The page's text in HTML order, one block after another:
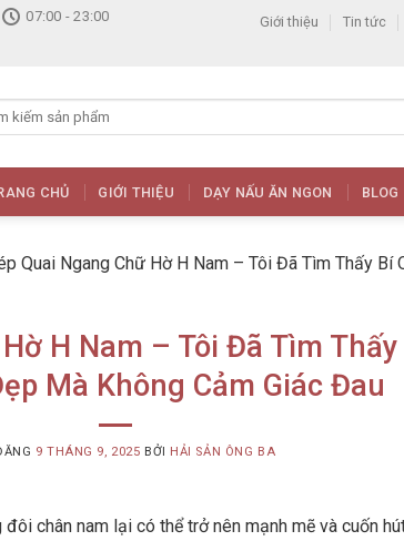
07:00 - 23:00
Giới thiệu Tin tức
CHỦ GIỚI THIỆU DẠY NẤU ĂN NGON BLOG
Quai Ngang Chữ Hờ H Nam – Tôi Đã Tìm Thấy Bí
H Nam – Tôi Đã Tìm
Mà Không Cảm Giác Đau
9 THÁNG 9, 2025 BỞI HẢI SẢN ÔNG BA
chân nam lại có thể trở nên mạnh mẽ và cuốn